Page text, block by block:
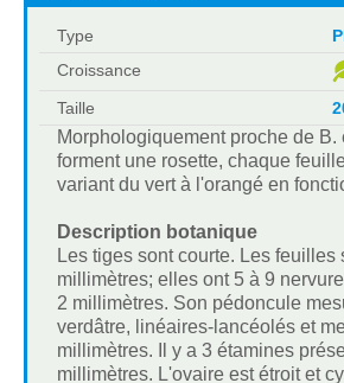
Type
Croissance
Taille
Morphologiquement proche de
forment une rosette, chaque
variant du vert à l'orangé en
Description botanique
Les tiges sont courte. Les
millimètres; elles ont 5 à 9
2 millimètres. Son pédoncule
verdâtre, linéaires-lancéolés et
millimètres. Il y a 3 étamines
millimètres. L'ovaire est étroit et